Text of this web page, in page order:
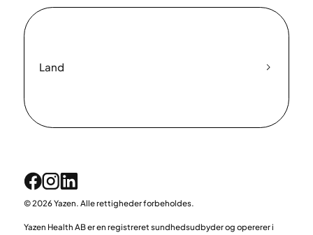
Land
© 2026 Yazen. Alle rettigheder forbeholdes.
Yazen Health AB er en registreret sundhedsudbyder og opererer i